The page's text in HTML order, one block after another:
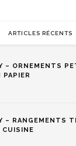
ARTICLES RÉCENTS
– ORNEMENTS
PAPIER
– RANGEMENTS
CUISINE